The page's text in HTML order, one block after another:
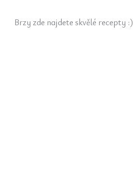
Brzy zde najdete skvělé recepty :)